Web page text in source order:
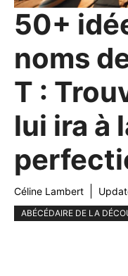
50+
noms
T :
lui ira à
Céline Lambert
ABÉCÉDAIRE DE LA